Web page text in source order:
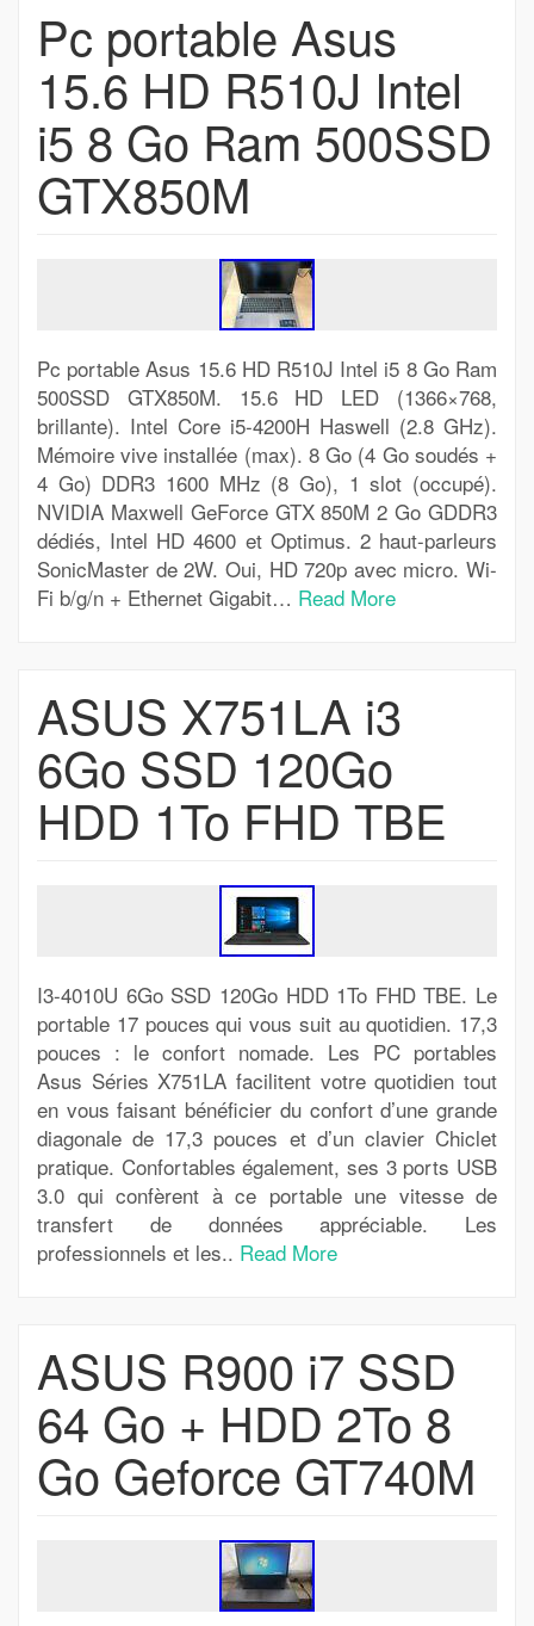
Pc portable Asus
15.6 HD R510J Intel
i5 8 Go Ram 500SSD
GTX850M
Pc portable Asus 15.6 HD R510J Intel i5 8 Go Ram
500SSD GTX850M. 15.6 HD LED (1366×768,
brillante). Intel Core i5-4200H Haswell (2.8 GHz).
Mémoire vive installée (max). 8 Go (4 Go soudés +
4 Go) DDR3 1600 MHz (8 Go), 1 slot (occupé).
NVIDIA Maxwell GeForce GTX 850M 2 Go GDDR3
dédiés, Intel HD 4600 et Optimus. 2 haut-parleurs
SonicMaster de 2W. Oui, HD 720p avec micro. Wi-
Fi b/g/n + Ethernet Gigabit… Read More
ASUS X751LA i3
6Go SSD 120Go
HDD 1To FHD TBE
I3-4010U 6Go SSD 120Go HDD 1To FHD TBE. Le
portable 17 pouces qui vous suit au quotidien. 17,3
pouces : le confort nomade. Les PC portables
Asus Séries X751LA facilitent votre quotidien tout
en vous faisant bénéficier du confort d’une grande
diagonale de 17,3 pouces et d’un clavier Chiclet
pratique. Confortables également, ses 3 ports USB
3.0 qui confèrent à ce portable une vitesse de
transfert de données appréciable. Les
professionnels et les.. Read More
ASUS R900 i7 SSD
64 Go + HDD 2To 8
Go Geforce GT740M